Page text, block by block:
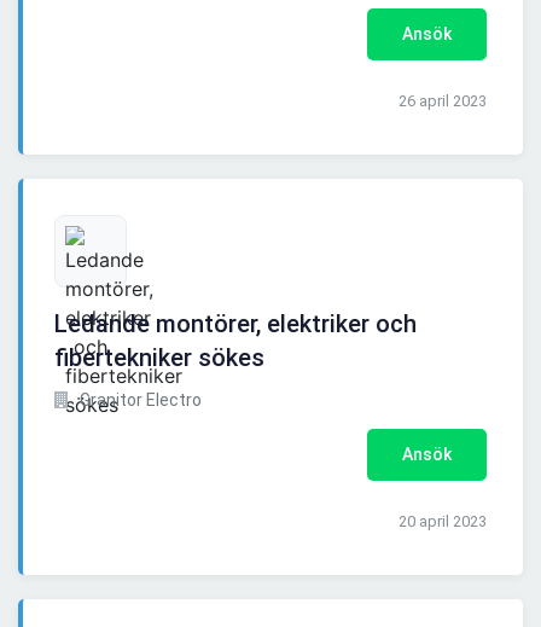
Ansök
26 april 2023
Ledande montörer, elektriker och
fibertekniker sökes
Granitor Electro
Ansök
20 april 2023